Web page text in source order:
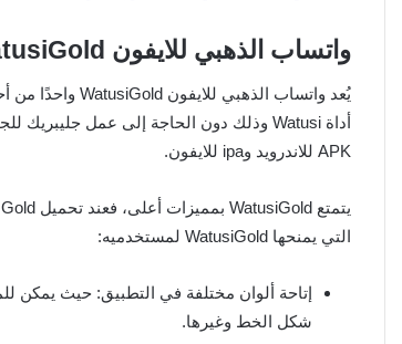
واتساب الذهبي للايفون WatusiGold
APK للاندرويد وipa للايفون.
التي يمنحها WatusiGold لمستخدميه:
إتاحة ألوان مختلفة في التطبيق: حيث يمكن
شكل الخط وغيرها.